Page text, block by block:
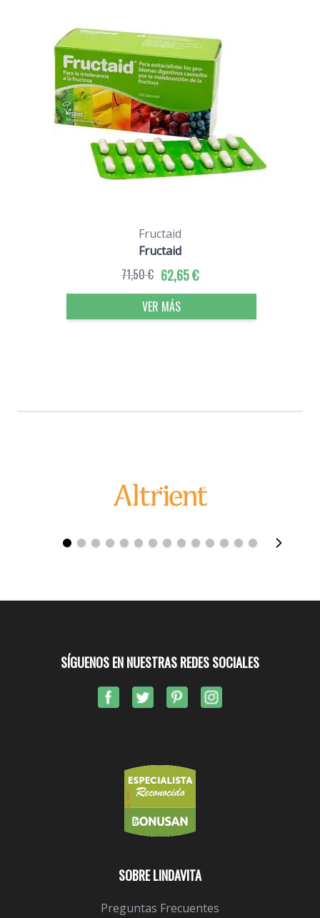
Fructaid
Fructaid
62,65 €
71,50 €
VER MÁS
SOBRE LINDAVITA
Preguntas Frecuentes
SÍGUENOS EN NUESTRAS REDES SOCIALES